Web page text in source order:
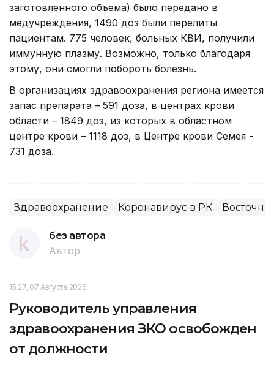
заготовленного объема) было передано в
медучреждения, 1490 доз были перелиты
пациентам. 775 человек, больных КВИ, получили
иммунную плазму. Возможно, только благодаря
этому, они смогли побороть болезнь.
В организациях здравоохранения региона имеется
запас препарата – 591 доза, в центрах крови
области – 1849 доз, из которых в областном
центре крови – 1118 доз, в Центре крови Семея -
731 доза.
Здравоохранение Коронавирус в РК
без автора
Автор
15:27, 07 Августа 2026
Руководитель управления
здравоохранения ЗКО освобожден
от должности